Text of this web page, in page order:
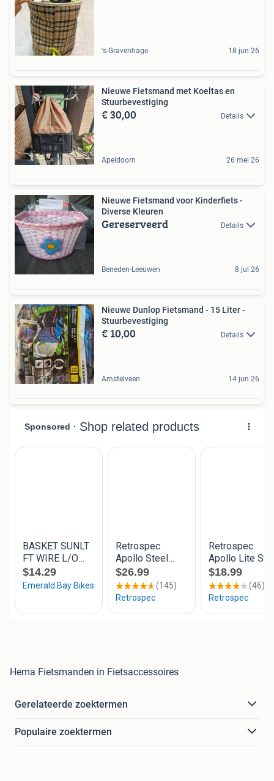
's-Gravenhage 18 jun 26
Nieuwe Fietsmand met Koeltas en
Stuurbevestiging
€ 30,00 Details
Apeldoorn 26 mei 26
Nieuwe Fietsmand voor Kinderfiets -
Diverse Kleuren
Gereserveerd Details
Beneden-Leeuwen 8 jul 26
Nieuwe Dunlop Fietsmand - 15 Liter -
Stuurbevestiging
€ 10,00 Details
Amstelveen 14 jun 26
Hema Fietsmanden in Fietsaccessoires
Gerelateerde zoektermen
Populaire zoektermen